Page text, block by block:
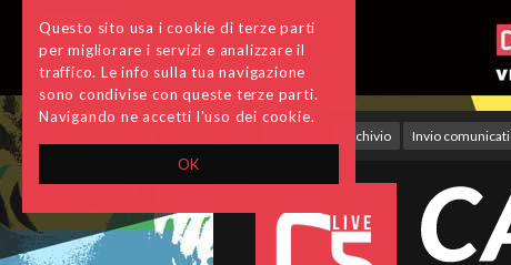
OK
Questo sito usa i cookie di terze parti
per migliorare i servizi e analizzare il
traffico. Le info sulla tua navigazione
sono condivise con queste terze parti.
Navigando ne accetti l'uso dei cookie.
Archivio Invio comunicati